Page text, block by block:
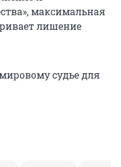
максимальная
лишение
судье для